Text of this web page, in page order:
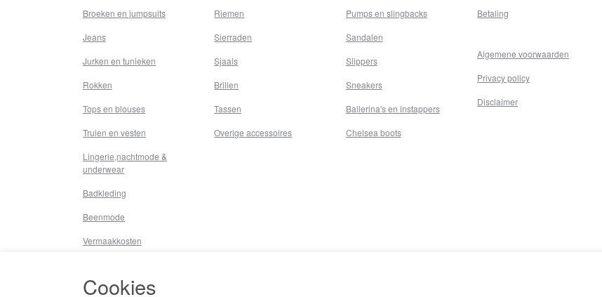
Broeken en jumpsuits
Jeans
Jurken en tunieken
Rokken
Tops en blouses
Truien en vesten
Lingerie,nachtmode &
underwear
Badkleding
Beenmode
Vermaakkosten
Overige
Riemen
Sierraden
Sjaals
Brillen
Tassen
Overige accessoires
Pumps en slingbacks
Sandalen
Slippers
Sneakers
Ballerina's en instappers
Chelsea boots
Betaling
Algemene voorwaarden
Privacy policy
Disclaimer
Cookies